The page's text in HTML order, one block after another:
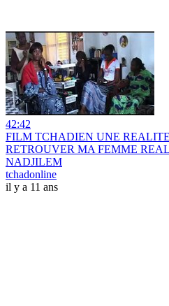
42:42
FILM TCHADIEN UNE
RETROUVER MA FEMME
NADJILEM
tchadonline
il y a 11 ans